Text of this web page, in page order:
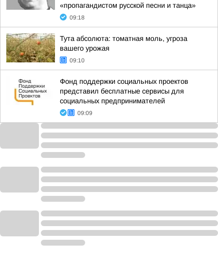
«пропагандистом русской песни и танца»
09:18
Тута абсолюта: томатная моль, угроза
вашего урожая
09:10
Фонд поддержки социальных проектов
представил бесплатные сервисы для
социальных предпринимателей
09:09